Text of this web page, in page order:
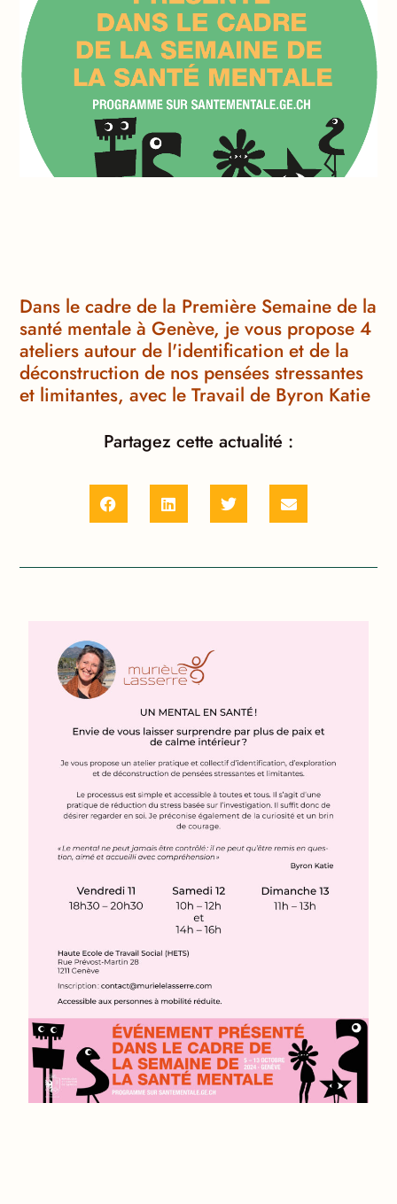
Dans le cadre de la Première Semaine de la
santé mentale à Genève, je vous propose 4
ateliers autour de l'identification et de la
déconstruction de nos pensées stressantes
et limitantes, avec le Travail de Byron Katie
Partagez cette actualité :